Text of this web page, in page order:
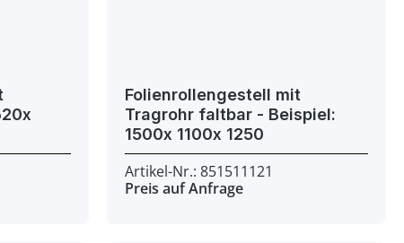
Folienrollengestell mit
Tragrohr faltbar - Beispiel:
1500x 1100x 1250
Artikel-Nr.: 851511121
Preis auf Anfrage